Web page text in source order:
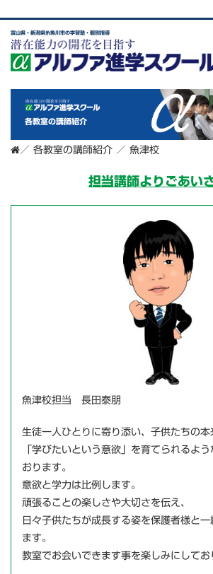
富山県・新潟県糸魚川市の学習塾・個別指導
各教室の講師紹介
／ 各教室の講師紹介 ／ 魚津校
担当講師よりごあい
魚津校担当 長田泰朋
生徒一人ひとりに寄り添い、子供たちの本
「学びたいという意欲」を育てられるよ
おります。
意欲と学力は比例します。
頑張ることの楽しさや大切さを伝え、
日々子供たちが成長する姿を保護者様と
ます。
教室でお会いできます事を楽しみにしてお